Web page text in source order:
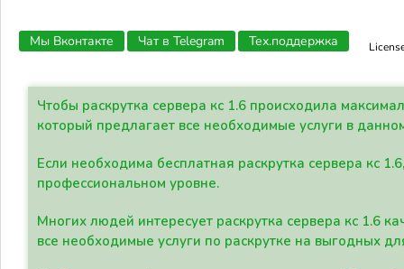
Мы Вконтакте Чат в Telegram Тех.поддержка
Чтобы раскрутка сервера кс 1.6 происходила
который предлагает все необходимые услуги в
Если необходима бесплатная раскрутка сервера кс
профессиональном уровне.
Многих людей интересует раскрутка сервера кс 1.6
все необходимые услуги по раскрутке на выгодных